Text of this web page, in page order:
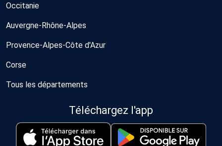
Occitanie
Auvergne-Rhône-Alpes
Provence-Alpes-Côte d'Azur
Corse
Tous les départements
Téléchargez l'app